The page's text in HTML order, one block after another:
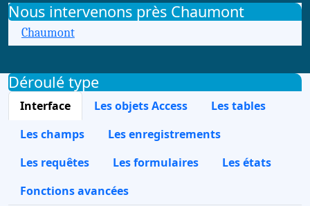
Nous intervenons près Chaumont
Chaumont
Déroulé type
Interface Les objets Access
Les tables
Les champs
Les enregistrements
Les requêtes
Les formulaires
Les états
Fonctions avancées